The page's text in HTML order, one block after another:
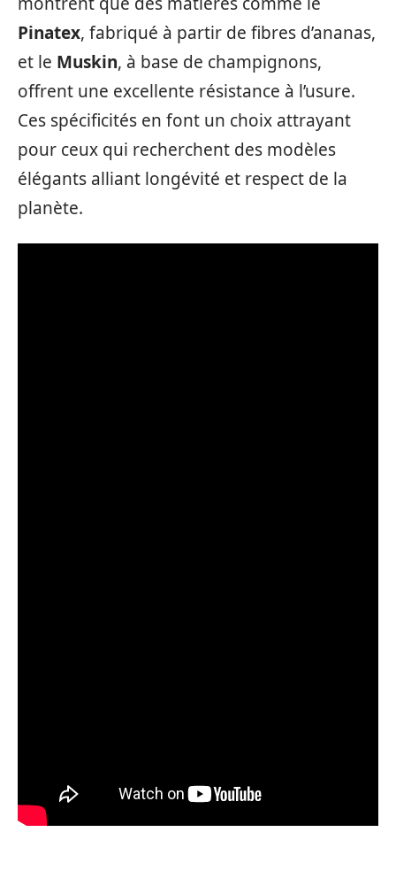
Pinatex, fabriqué à partir de fibres d’ananas,
et le Muskin, à base de champignons,
offrent une excellente résistance à l’usure.
Ces spécificités en font un choix attrayant
pour ceux qui recherchent des modèles
élégants alliant longévité et respect de la
planète.